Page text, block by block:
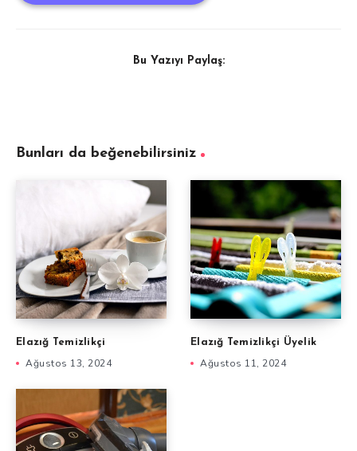
Bu Yazıyı Paylaş:
Bunları da beğenebilirsiniz
Elazığ Temizlikçi
Ağustos 13, 2024
Elazığ Temizlikçi Üyelik
Ağustos 11, 2024